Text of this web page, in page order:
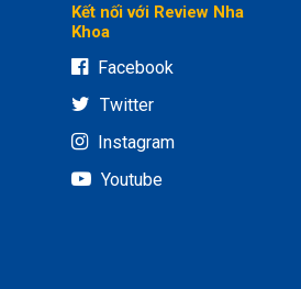
Kết nối với Review Nha
Khoa
Facebook
Twitter
Instagram
Youtube